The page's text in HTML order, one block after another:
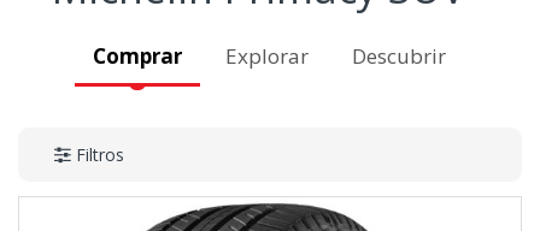
Comprar Explorar Descubrir
Filtros